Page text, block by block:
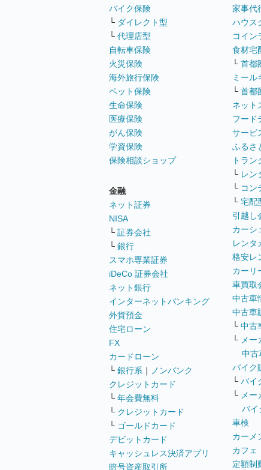
バイク保険
└ ダイレクト型
└ 代理店型
自転車保険
火災保険
海外旅行保険
ペット保険
生命保険
医療保険
がん保険
学資保険
保険相談ショップ
金融
ネット証券
NISA
└ 証券会社
└ 銀行
スマホ専業証券
iDeCo 証券会社
ネット銀行
インターネットバンキング
外貨預金
住宅ローン
FX
カードローン
└ 銀行系 ｜
ノンバンク
クレジットカード
└ 年会費無料
└ クレジットカード
└ ゴールドカード
デビットカード
キャッシュレス決済アプリ
暗号資産取引所
家事代
ハウス
コイン
食材宅
└ 首都
ミール
└ 首都
ネット
フード
サービ
ふるさ
トラン
└ レン
└ コン
└ 宅配
引越し
カーシ
レンタ
格安レ
カーリ
車買取
中古車
中古車
└ 中古
└ メー
中古
バイク
└ バイ
└ メー
バイ
車検
カーメ
カフェ
定額制